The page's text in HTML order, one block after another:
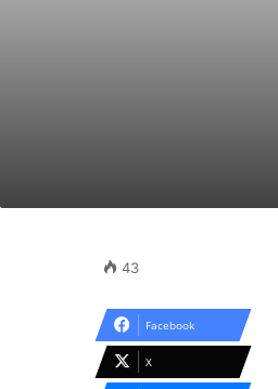
43
Facebook
X